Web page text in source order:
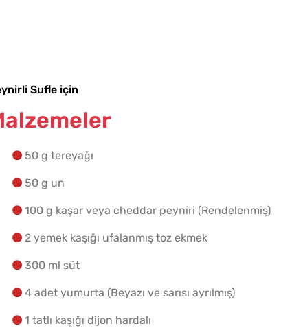
Sufle için
50 g tereyağı
50 g un
100 g kaşar veya cheddar peyniri (Rendelenmiş)
2 yemek kaşığı ufalanmış toz ekmek
300 ml süt
4 adet yumurta (Beyazı ve sarısı ayrılmış)
1 tatlı kaşığı dijon hardalı